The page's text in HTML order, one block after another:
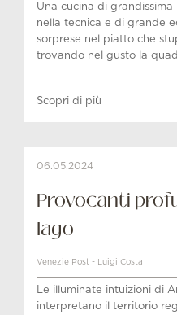
Una cucina di
nella tecnica e di grande
sorprese nel piatto che
trovando nel gusto la
Scopri di più
06.05.2024
Provocanti
lago
Venezie Post - Luigi Costa
Le illuminate intuizioni di
interpretano il territorio